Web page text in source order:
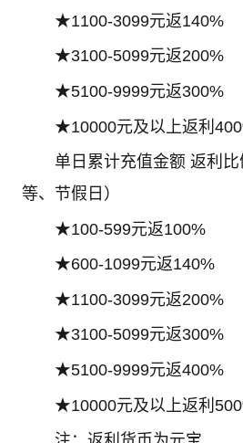
★1100-3099元返140%
★3100-5099元返200%
★5100-9999元返300%
★10000元及以上返利
单日累计充值金额 返利
等、节假日）
★100-599元返100%
★600-1099元返140%
★1100-3099元返200%
★3100-5099元返300%
★5100-9999元返400%
★10000元及以上返利